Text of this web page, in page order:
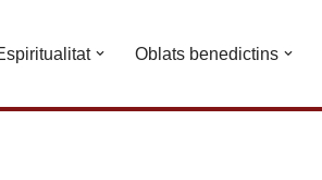
Oblats benedictins